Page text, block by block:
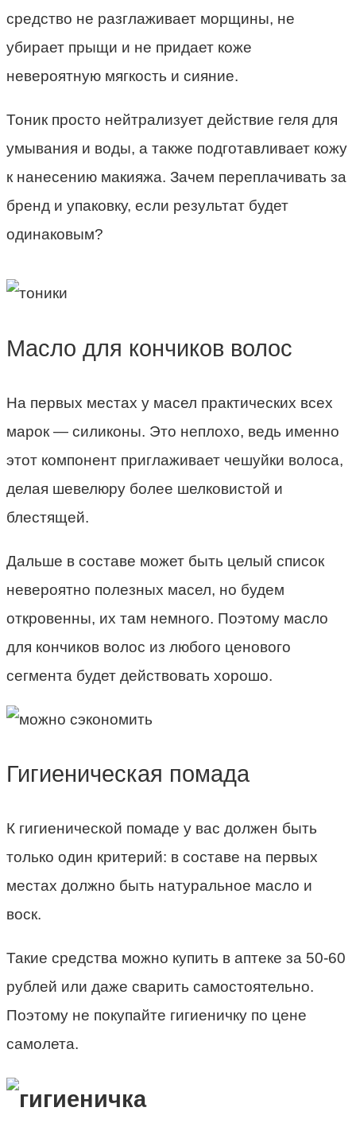
средство не разглаживает морщины, не
убирает прыщи и не придает коже
невероятную мягкость и сияние.
Тоник просто нейтрализует действие геля для
умывания и воды, а также подготавливает кожу
к нанесению макияжа. Зачем переплачивать за
бренд и упаковку, если результат будет
одинаковым?
Масло для кончиков волос
На первых местах у масел практических всех
марок — силиконы. Это неплохо, ведь именно
этот компонент приглаживает чешуйки волоса,
делая шевелюру более шелковистой и
блестящей.
Дальше в составе может быть целый список
невероятно полезных масел, но будем
откровенны, их там немного. Поэтому масло
для кончиков волос из любого ценового
сегмента будет действовать хорошо.
Гигиеническая помада
К гигиенической помаде у вас должен быть
только один критерий: в составе на первых
местах должно быть натуральное масло и
воск.
Такие средства можно купить в аптеке за 50-60
рублей или даже сварить самостоятельно.
Поэтому не покупайте гигиеничку по цене
самолета.